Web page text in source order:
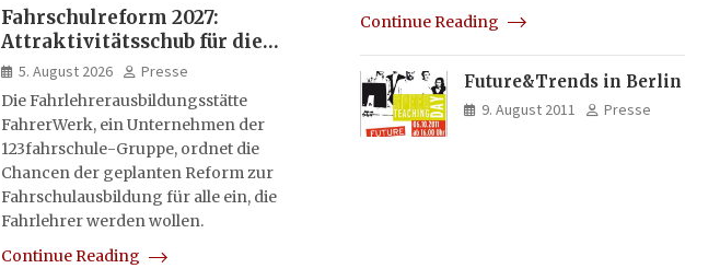
Fahrschulreform 2027:
Attraktivitätsschub für die
Fahrlehrerausbildung
5. August 2026
Presse
Die Fahrlehrerausbildungsstätte
FahrerWerk, ein Unternehmen der
123fahrschule-Gruppe, ordnet die
Chancen der geplanten Reform zur
Fahrschulausbildung für alle ein, die
Fahrlehrer werden wollen.
Continue Reading
Continue Reading
Future&Trends in Berlin
9. August 2011 Presse